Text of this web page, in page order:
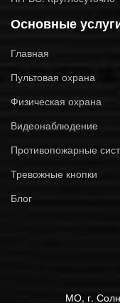
Основные
Главная
Пультовая охрана
Физическая охрана
Видеонаблюдение
Противопожарные
Тревожные кнопки
Блог
МО, г.